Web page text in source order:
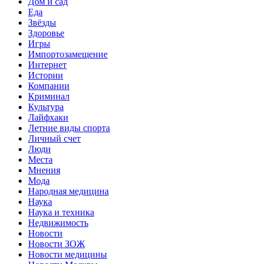
Еда
Звёзды
Здоровье
Игры
Импортозамещение
Интернет
Истории
Компании
Криминал
Культура
Лайфхаки
Летние виды спорта
Личный счет
Люди
Места
Мнения
Мода
Народная медицина
Наука
Наука и техника
Недвижимость
Новости
Новости ЗОЖ
Новости медицины